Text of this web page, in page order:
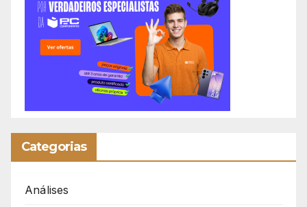
Categorias
Análises